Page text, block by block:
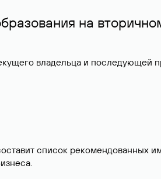
на
владельца и последующей
список рекомендованных